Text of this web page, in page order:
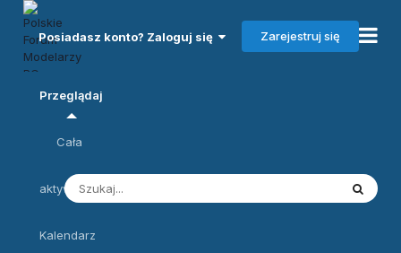
Posiadasz konto? Zaloguj się Zarejestruj się
Przeglądaj
Cała
aktywność
Kalendarz